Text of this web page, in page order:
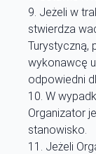
Jeżeli w
stwierdza
Turystyczną,
wykonawcę
odpowiedni
W
Organizator
stanowisko.
Jeżeli